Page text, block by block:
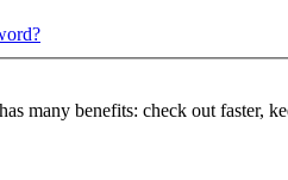
many benefits: check out faster,